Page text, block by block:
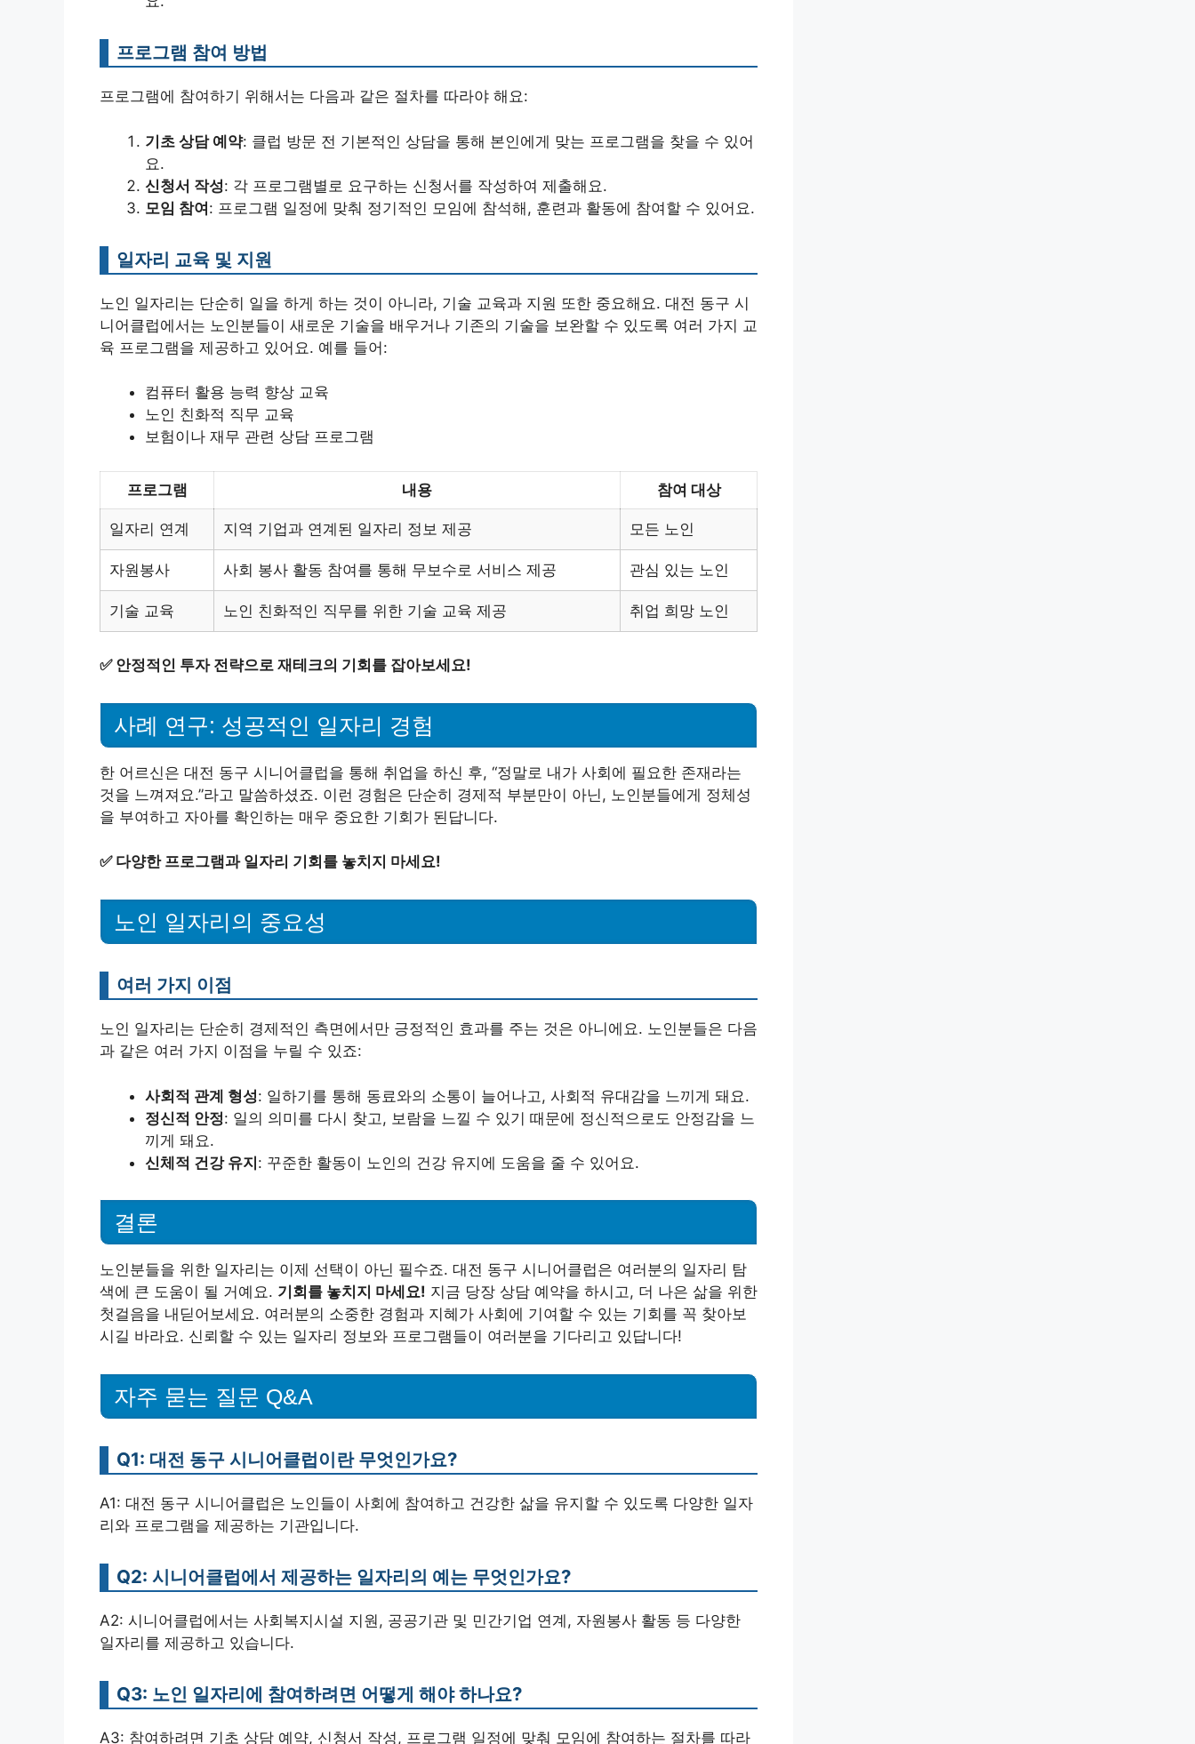
프로그램 참여 방법
프로그램에 참여하기 위해서는 다음과 같은 절차를 따라야 해요:
기초 상담 예약: 클럽 방문 전 기본적인 상담을 통해 본인에게 맞는 프로그램을 찾을 수 있어
요.
신청서 작성: 각 프로그램별로 요구하는 신청서를 작성하여 제출해요.
모임 참여: 프로그램 일정에 맞춰 정기적인 모임에 참석해, 훈련과 활동에 참여할 수 있어요.
일자리 교육 및 지원
노인 일자리는 단순히 일을 하게 하는 것이 아니라, 기술 교육과 지원 또한 중요해요. 대전 동구 시
니어클럽에서는 노인분들이 새로운 기술을 배우거나 기존의 기술을 보완할 수 있도록 여러 가지 교
육 프로그램을 제공하고 있어요. 예를 들어:
컴퓨터 활용 능력 향상 교육
노인 친화적 직무 교육
보험이나 재무 관련 상담 프로그램
프로그램 내용 참여 대상
일자리 연계 지역 기업과 연계된 일자리 정보 제공 모든 노인
자원봉사 사회 봉사 활동 참여를 통해 무보수로 서비스 제공 관심 있는 노인
기술 교육 노인 친화적인 직무를 위한 기술 교육 제공 취업 희망 노인
✅ 안정적인 투자 전략으로 재테크의 기회를 잡아보세요!
사례 연구: 성공적인 일자리 경험
한 어르신은 대전 동구 시니어클럽을 통해 취업을 하신 후, “정말로 내가 사회에 필요한 존재라는
것을 느껴져요.”라고 말씀하셨죠. 이런 경험은 단순히 경제적 부분만이 아닌, 노인분들에게 정체성
을 부여하고 자아를 확인하는 매우 중요한 기회가 된답니다.
✅ 다양한 프로그램과 일자리 기회를 놓치지 마세요!
노인 일자리의 중요성
여러 가지 이점
노인 일자리는 단순히 경제적인 측면에서만 긍정적인 효과를 주는 것은 아니에요. 노인분들은 다음
과 같은 여러 가지 이점을 누릴 수 있죠:
사회적 관계 형성: 일하기를 통해 동료와의 소통이 늘어나고, 사회적 유대감을 느끼게 돼요.
정신적 안정: 일의 의미를 다시 찾고, 보람을 느낄 수 있기 때문에 정신적으로도 안정감을 느
끼게 돼요.
신체적 건강 유지: 꾸준한 활동이 노인의 건강 유지에 도움을 줄 수 있어요.
결론
노인분들을 위한 일자리는 이제 선택이 아닌 필수죠. 대전 동구 시니어클럽은 여러분의 일자리 탐
색에 큰 도움이 될 거예요. 기회를 놓치지 마세요! 지금 당장 상담 예약을 하시고, 더 나은 삶을 위한
첫걸음을 내딛어보세요. 여러분의 소중한 경험과 지혜가 사회에 기여할 수 있는 기회를 꼭 찾아보
시길 바라요. 신뢰할 수 있는 일자리 정보와 프로그램들이 여러분을 기다리고 있답니다!
자주 묻는 질문 Q&A
Q1: 대전 동구 시니어클럽이란 무엇인가요?
A1: 대전 동구 시니어클럽은 노인들이 사회에 참여하고 건강한 삶을 유지할 수 있도록 다양한 일자
리와 프로그램을 제공하는 기관입니다.
Q2: 시니어클럽에서 제공하는 일자리의 예는 무엇인가요?
A2: 시니어클럽에서는 사회복지시설 지원, 공공기관 및 민간기업 연계, 자원봉사 활동 등 다양한
일자리를 제공하고 있습니다.
Q3: 노인 일자리에 참여하려면 어떻게 해야 하나요?
A3: 참여하려면 기초 상담 예약, 신청서 작성, 프로그램 일정에 맞춰 모임에 참여하는 절차를 따라